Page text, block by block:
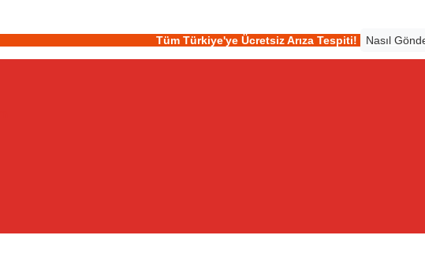
Tüm Türkiye'ye Ücretsiz Arıza Tespiti! Nasıl